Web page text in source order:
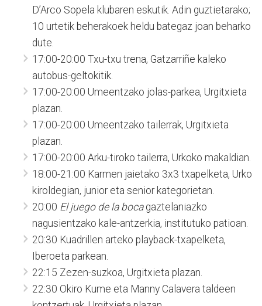
D’Arco Sopela klubaren eskutik. Adin guztietarako;
10 urtetik beherakoek heldu bategaz joan beharko
dute.
17:00-20:00 Txu-txu trena, Gatzarriñe kaleko
autobus-geltokitik.
17:00-20:00 Umeentzako jolas-parkea, Urgitxieta
plazan.
17:00-20:00 Umeentzako tailerrak, Urgitxieta
plazan.
17:00-20:00 Arku-tiroko tailerra, Urkoko makaldian.
18:00-21:00 Karmen jaietako 3x3 txapelketa, Urko
kiroldegian, junior eta senior kategorietan.
20:00 El juego de la bocagaztelaniazko
nagusientzako kale-antzerkia, institutuko patioan.
20:30 Kuadrillen arteko playback-txapelketa,
Iberoeta parkean.
22:15 Zezen-suzkoa, Urgitxieta plazan.
22:30 Okiro Kume eta Manny Calavera taldeen